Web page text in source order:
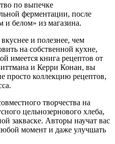
по выпечке
ферментации, после
и белом» из магазина.
и полезнее, чем
на собственной кухне,
имеется книга рецептов от
и Керри Конан, вы
просто коллекцию рецептов,
творчества на
цельнозернового хлеба,
закваске. Авторы научат вас
момент и даже улучшать